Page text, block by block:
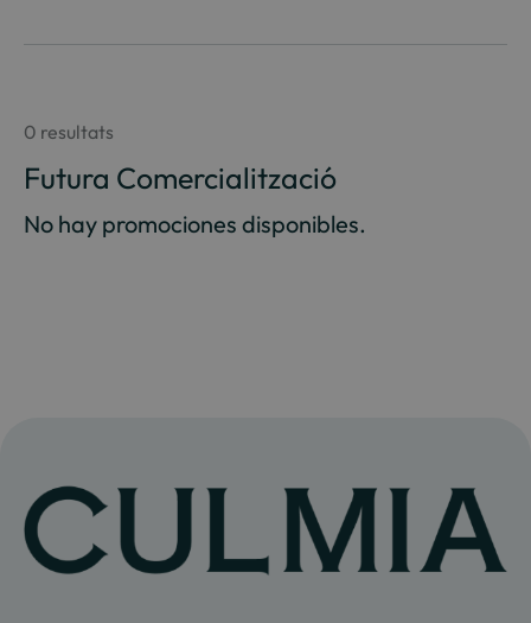
0 resultats
Futura Comercialització
No hay promociones disponibles.